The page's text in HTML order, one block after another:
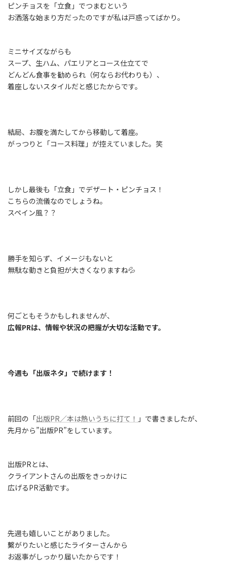
ピンチョスを「立食」でつまむという
お洒落な始まり方だったのですが私は戸惑ってばかり。
ミニサイズながらも
スープ、生ハム、パエリアとコース仕立てで
どんどん食事を勧められ（何ならお代わりも）、
着座しないスタイルだと感じたからです。
結局、お腹を満たしてから移動して着座。
がっつりと「コース料理」が控えていました。笑
しかし最後も「立食」でデザート・ピンチョス！
こちらの流儀なのでしょうね。
スペイン風？？
勝手を知らず、イメージもないと
無駄な動きと負担が大きくなりますね💦
何ごともそうかもしれませんが、
広報PRは、情報や状況の把握が大切な活動です。
今週も「出版ネタ」で続けます！
前回の「出版PR／本は熱いうちに打て！ 」で書きましたが、
先月から”出版PR”をしています。
出版PRとは、
クライアントさんの出版をきっかけに
広げるPR活動です。
先週も嬉しいことがありました。
繫がりたいと感じたライターさんから
お返事がしっかり届いたからです！